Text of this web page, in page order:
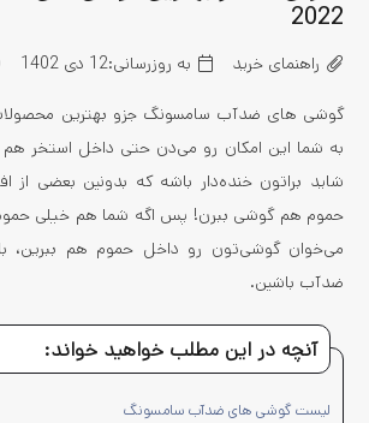
2022
راهنمای خرید به روزرسانی:12 دی 1402
گوشی های ضدآب سامسونگ جزو بهترین
به شما این امکان رو می‌دن حتی داخل استخر هم
شاید براتون خنده‌دار باشه که بدونین بعضی از
حموم هم گوشی ببرن! پس اگه شما هم خیلی
می‌خوان گوشی‌تون رو داخل حموم هم ببرین،
ضدآب باشین.
آنچه در این مطلب خواهید خواند:
لیست گوشی های ضدآب سامسونگ